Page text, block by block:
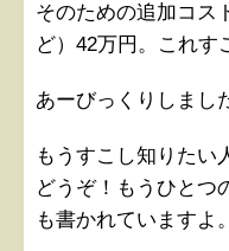
そのための追加コス
ど）42万円。これす
あーびっくりしまし
もうすこし知りたい
どうぞ！もうひとつ
も書かれていますよ。